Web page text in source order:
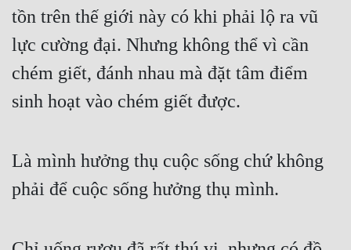
Ngự Thú
Truyện Nữ
Vô Địch Lưu
tồn trên thế giới này có khi phải lộ ra vũ
lực cường đại. Nhưng không thể vì cần
chém giết, đánh nhau mà đặt tâm điểm
sinh hoạt vào chém giết được.
Là mình hưởng thụ cuộc sống chứ không
phải để cuộc sống hưởng thụ mình.